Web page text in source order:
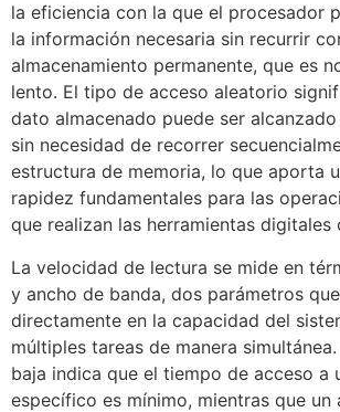
la eficiencia con la que el procesador
la información necesaria sin recurrir
almacenamiento permanente, que es
lento. El tipo de acceso aleatorio
dato almacenado puede ser
sin necesidad de recorrer
estructura de memoria, lo que aporta
rapidez fundamentales para las
que realizan las herramientas digitales
La velocidad de lectura se mide en
y ancho de banda, dos parámetros
directamente en la capacidad del
múltiples tareas de manera
baja indica que el tiempo de acceso a
específico es mínimo, mientras que un